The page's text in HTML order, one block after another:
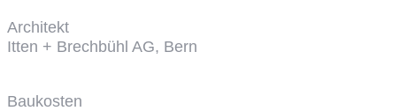
Architekt
Itten + Brechbühl AG, Bern
Baukosten